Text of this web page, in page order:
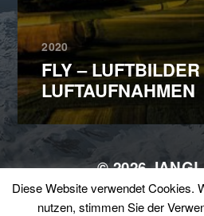
2020
FLY –
LUFTAUFNAHMEN
© 2026
THEMA VON
Diese Website verwendet Cookies.
nutzen, stimmen Sie der